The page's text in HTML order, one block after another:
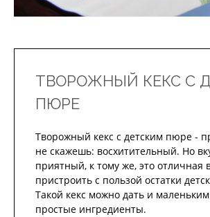
ТВОРОЖНЫЙ КЕКС С
ПЮРЕ
Творожный кекс с детским пюре -
не скажешь: восхитительный. Но
приятный, к тому же, это отличная
пристроить с пользой остатки
Такой кекс можно дать и
простые ингредиенты.